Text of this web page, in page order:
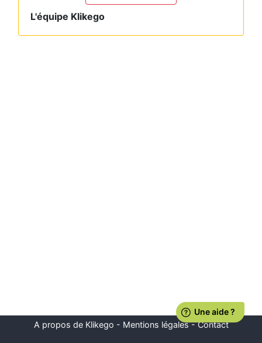
L'équipe Klikego
A propos de Klikego - Mentions légales-Contact